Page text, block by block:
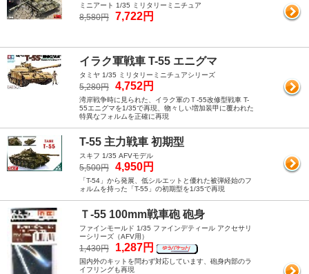
ミニアート 1/35 ミリタリーミニチュア
8,580円 7,722円
イラク軍戦車 T-55 エニグマ
タミヤ 1/35 ミリタリーミニチュアシリーズ
5,280円 4,752円
湾岸戦争時に見られた、イラク軍のＴ-55改修型戦車 T-
55エニグマを1/35で再現、物々しい増加装甲に覆われた
特異なフォルムを正確に再現
T-55 主力戦車 初期型
スキフ 1/35 AFVモデル
5,500円 4,950円
「T-54」から発展、低シルエットと優れた被弾経始のフ
ォルムを持った「T-55」の初期型を1/35で再現
Ｔ-55 100mm戦車砲 砲身
ファインモールド 1/35 ファインデティール アクセサリ
ーシリーズ（AFV用）
1,430円 1,287円
国内外のキットを問わず対応しています、砲身内部のラ
イフリングも再現